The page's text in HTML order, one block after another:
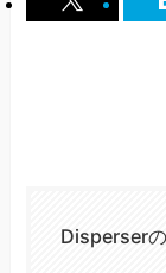
Disperser